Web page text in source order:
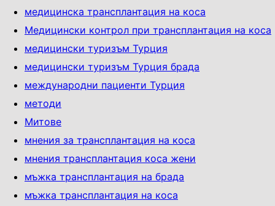
медицинска трансплантация на коса
Медицински контрол при трансплантация на коса
медицински туризъм Турция
медицински туризъм Турция брада
международни пациенти Турция
методи
Митове
мнения за трансплантация на коса
мнения трансплантация коса жени
мъжка трансплантация на брада
мъжка трансплантация на коса